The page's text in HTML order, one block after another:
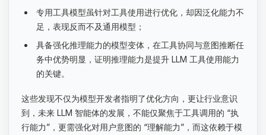
专用工具模型虽针对工具使用进行优化，却因泛化能力不
足，表现反而不及通用模型；
具备强化推理能力的模型变体，在工具协同与意图推断任
务中优势明显，证明推理能力是提升 LLM 工具使用能力
的关键。
这些发现不仅为模型开发者指明了优化方向，更让行业意识
到，未来 LLM 智能体的发展，不能仅聚焦于工具调用的 “执
行能力”，更需强化对用户意图的 “理解能力”，而这依赖于模